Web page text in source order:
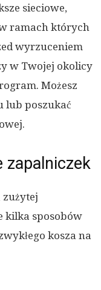
sieciowe,
ramach których
wyrzuceniem
w Twojej okolicy
Możesz
lub poszukać
zapalniczek
zużytej
kilka sposobów
kosza na